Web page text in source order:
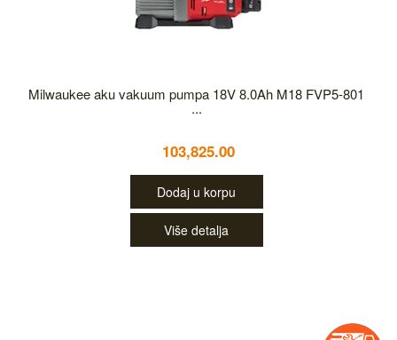
Milwaukee aku vakuum pumpa 18V 8.0Ah M18 FVP5-801
...
103,825.00
Dodaj u korpu
Više detalja